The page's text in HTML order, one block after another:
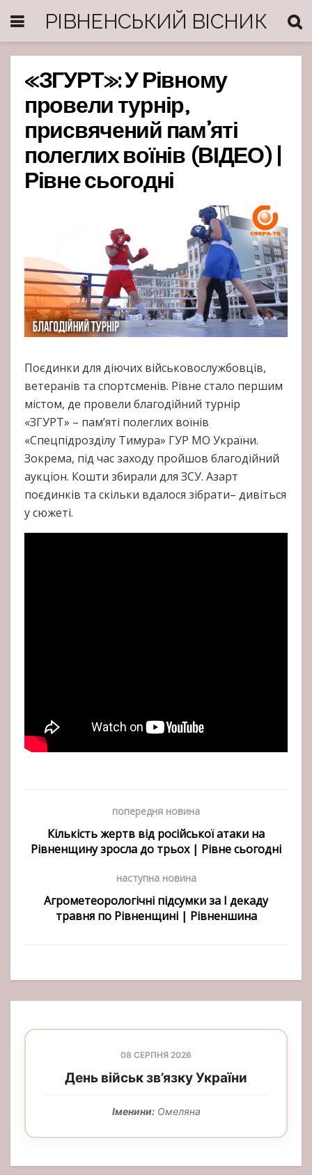
РІВНЕНСЬКИЙ ВІСНИК
«ЗГУРТ»: У Рівному
провели турнір,
присвячений пам’яті
полеглих воїнів (ВІДЕО) |
Рівне сьогодні
Поєдинки для діючих військовослужбовців,
ветеранів та спортсменів. Рівне стало першим
містом, де провели благодійний турнір
«ЗГУРТ» – пам’яті полеглих воїнів
«Спецпідрозділу Тимура» ГУР МО України.
Зокрема, під час заходу пройшов благодійний
аукціон. Кошти збирали для ЗСУ. Азарт
поєдинків та скільки вдалося зібрати– дивіться
у сюжеті.
попередня новина
Кількість жертв від російської атаки на
Рівненщину зросла до трьох | Рівне сьогодні
наступна новина
Агрометеорологічні підсумки за I декаду
травня по Рівненщині | Рівненшина
08 СЕРПНЯ 2026
День військ зв’язку України
Іменини:Омеляна